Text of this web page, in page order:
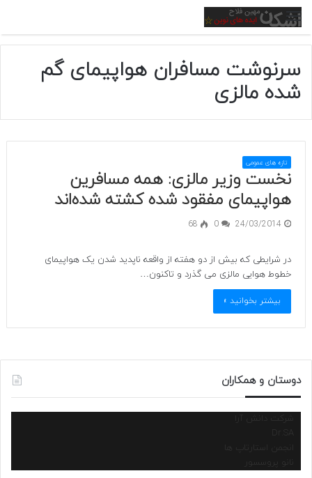
منو
سرنوشت مسافران هواپیمای گم
شده مالزی
تازه های عمومی
نخست وزیر مالزی: همه مسافرین
هواپیمای مفقود شده کشته شده‌اند
24/03/2014
0
68
در شرایطی که بیش از دو هفته از واقعه ناپدید شدن یک هواپیمای
خطوط هوایی مالزی می گذرد و تاکنون…
بیشتر بخوانید »
دوستان و همکاران
شرکت دانش آرا
انجمن استارتاپ ها
نانو پروسسور